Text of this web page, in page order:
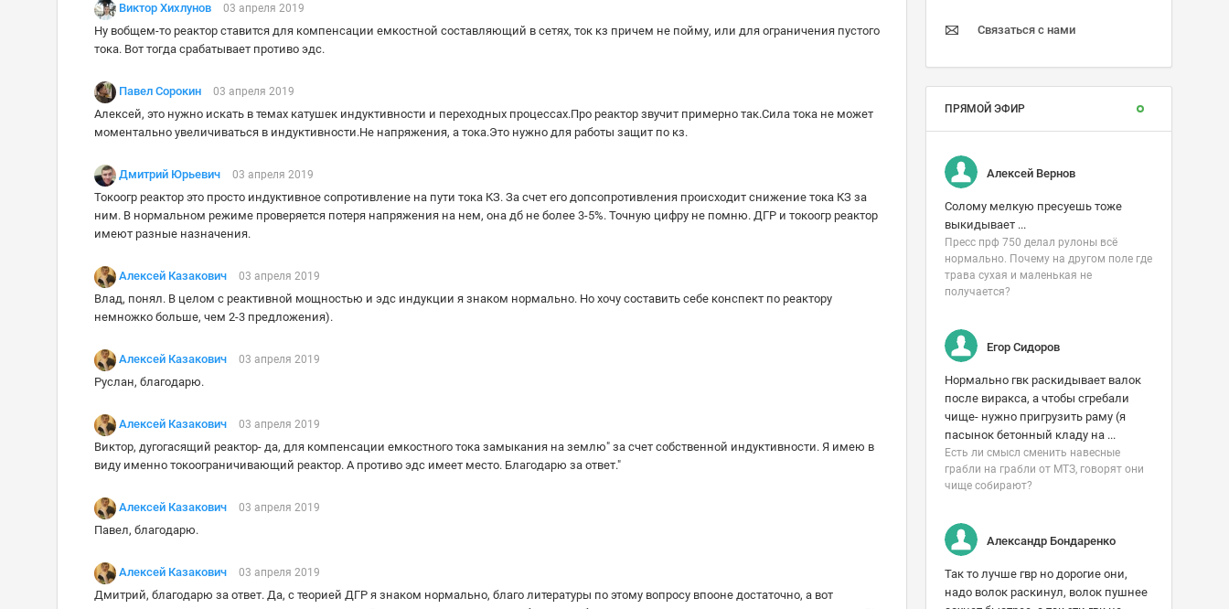
Виктор Хихлунов 03 апреля 2019
Ну вобщем-то реактор ставится для компенсации емкостной составляющий в сетях, ток кз причем не пойму, или для ограничения пустого
тока. Вот тогда срабатывает противо эдс.
Павел Сорокин 03 апреля 2019
Алексей, это нужно искать в темах катушек индуктивности и переходных процессах.Про реактор звучит примерно так.Сила тока не может
моментально увеличиваться в индуктивности.Не напряжения, а тока.Это нужно для работы защит по кз.
Дмитрий Юрьевич 03 апреля 2019
Токоогр реактор это просто индуктивное сопротивление на пути тока КЗ. За счет его допсопротивления происходит снижение тока КЗ за
ним. В нормальном режиме проверяется потеря напряжения на нем, она дб не более 3-5%. Точную цифру не помню. ДГР и токоогр реактор
имеют разные назначения.
Алексей Казакович 03 апреля 2019
Влад, понял. В целом с реактивной мощностью и эдс индукции я знаком нормально. Но хочу составить себе конспект по реактору
немножко больше, чем 2-3 предложения).
Алексей Казакович 03 апреля 2019
Руслан, благодарю.
Алексей Казакович 03 апреля 2019
Виктор, дугогасящий реактор- да, для компенсации емкостного тока замыкания на землю" за счет собственной индуктивности. Я имею в
виду именно токоограничивающий реактор. А противо эдс имеет место. Благодарю за ответ."
Алексей Казакович 03 апреля 2019
Павел, благодарю.
Алексей Казакович 03 апреля 2019
Дмитрий, благодарю за ответ. Да, с теорией ДГР я знаком нормально, благо литературы по этому вопросу впооне достаточно, а вот
Связаться с нами
ПРЯМОЙ ЭФИР
Алексей Вернов
Солому мелкую пресуешь тоже
выкидывает ...
Пресс прф 750 делал рулоны всë
нормально. Почему на другом поле где
трава сухая и маленькая не
получается?
Егор Сидоров
Нормально гвк раскидывает валок
после виракса, а чтобы сгребали
чище- нужно пригрузить раму (я
пасынок бетонный кладу на ...
Есть ли смысл сменить навесные
грабли на грабли от МТЗ, говорят они
чище собирают?
Александр Бондаренко
Так то лучше гвр но дорогие они,
надо волок раскинул, волок пушнее